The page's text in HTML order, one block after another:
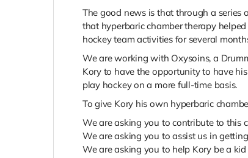
The good news is that through a series
that hyperbaric chamber therapy
hockey team activities for several
We are working with Oxysoins, a
Kory to have the opportunity to have
play hockey on a more full-time basis.
To give Kory his own hyperbaric
We are asking you to contribute to this
We are asking you to assist us in
We are asking you to help Kory be a